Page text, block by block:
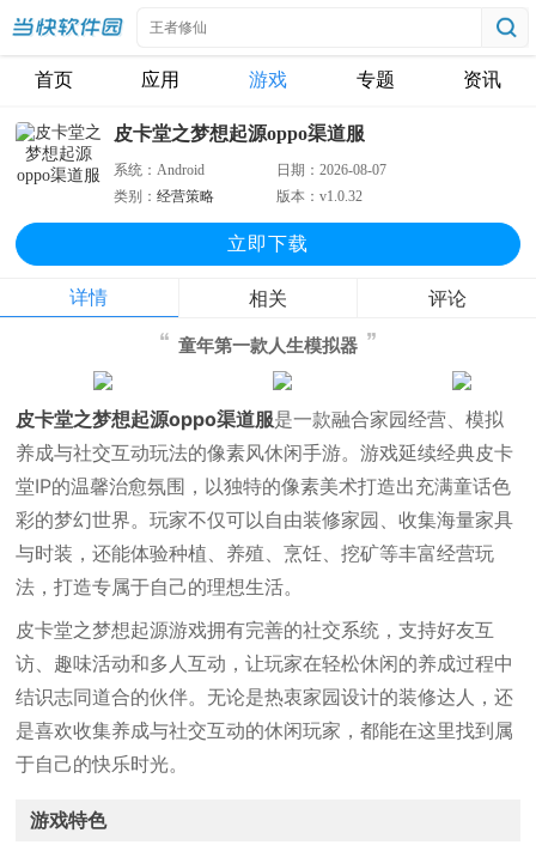
首页 应用 游戏 专题 资讯
皮卡堂之梦想起源oppo渠道服
系统：Android 日期：2026-08-07
类别：经营策略 版本：v1.0.32
立即下载
详情 相关 评论
童年第一款人生模拟器
皮卡堂之梦想起源oppo渠道服是一款融合家园经营、模拟
养成与社交互动玩法的像素风休闲手游。游戏延续经典皮卡
堂IP的温馨治愈氛围，以独特的像素美术打造出充满童话色
彩的梦幻世界。玩家不仅可以自由装修家园、收集海量家具
与时装，还能体验种植、养殖、烹饪、挖矿等丰富经营玩
法，打造专属于自己的理想生活。
皮卡堂之梦想起源游戏拥有完善的社交系统，支持好友互
访、趣味活动和多人互动，让玩家在轻松休闲的养成过程中
结识志同道合的伙伴。无论是热衷家园设计的装修达人，还
是喜欢收集养成与社交互动的休闲玩家，都能在这里找到属
于自己的快乐时光。
游戏特色